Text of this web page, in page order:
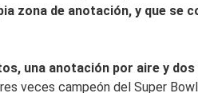
zona de anotación, y que
una anotación por aire y
veces campeón del Super